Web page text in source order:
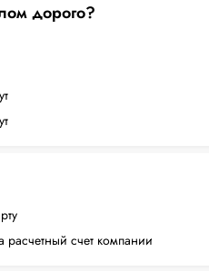
дорого?
расчетный счет компании